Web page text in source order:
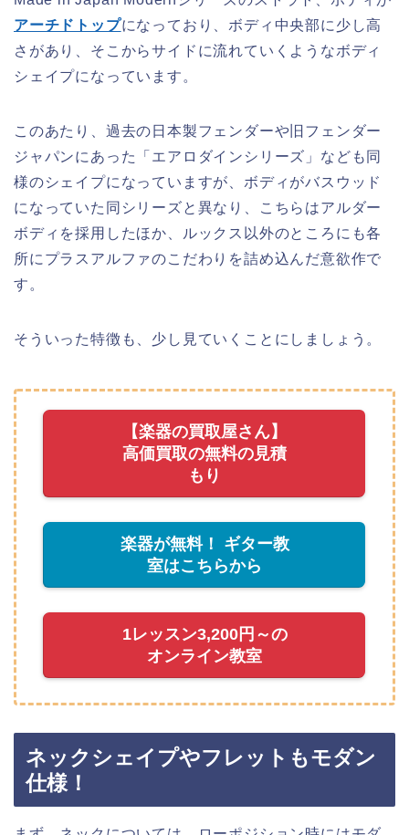
アーチドトップになっており、ボディ中央部に少し高
さがあり、そこからサイドに流れていくようなボディ
シェイプになっています。
このあたり、過去の日本製フェンダーや旧フェンダー
ジャパンにあった「エアロダインシリーズ」なども同
様のシェイプになっていますが、ボディがバスウッド
になっていた同シリーズと異なり、こちらはアルダー
ボディを採用したほか、ルックス以外のところにも各
所にプラスアルファのこだわりを詰め込んだ意欲作で
す。
そういった特徴も、少し見ていくことにしましょう。
【楽器の買取屋さん】
高価買取の無料の見積
もり
楽器が無料！ ギター教
室はこちらから
1レッスン3,200円～の
オンライン教室
ネックシェイプやフレットもモダン
仕様！